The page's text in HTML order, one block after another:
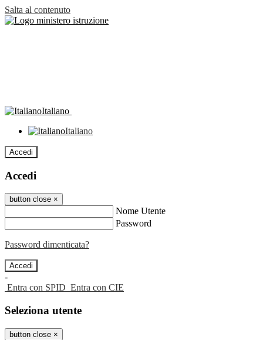
Salta al contenuto
Italiano
Italiano
Accedi
Accedi
button close ×
Nome Utente
Password
Password dimenticata?
-
Entra con SPID Entra con CIE
Seleziona utente
button close ×